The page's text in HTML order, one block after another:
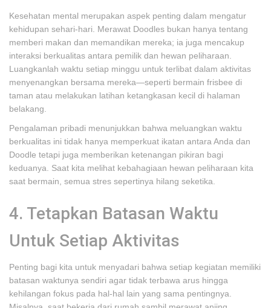
Kesehatan mental merupakan aspek penting dalam mengatur
kehidupan sehari-hari. Merawat Doodles bukan hanya tentang
memberi makan dan memandikan mereka; ia juga mencakup
interaksi berkualitas antara pemilik dan hewan peliharaan.
Luangkanlah waktu setiap minggu untuk terlibat dalam aktivitas
menyenangkan bersama mereka—seperti bermain frisbee di
taman atau melakukan latihan ketangkasan kecil di halaman
belakang.
Pengalaman pribadi menunjukkan bahwa meluangkan waktu
berkualitas ini tidak hanya memperkuat ikatan antara Anda dan
Doodle tetapi juga memberikan ketenangan pikiran bagi
keduanya. Saat kita melihat kebahagiaan hewan peliharaan kita
saat bermain, semua stres sepertinya hilang seketika.
4. Tetapkan Batasan Waktu
Untuk Setiap Aktivitas
Penting bagi kita untuk menyadari bahwa setiap kegiatan memiliki
batasan waktunya sendiri agar tidak terbawa arus hingga
kehilangan fokus pada hal-hal lain yang sama pentingnya.